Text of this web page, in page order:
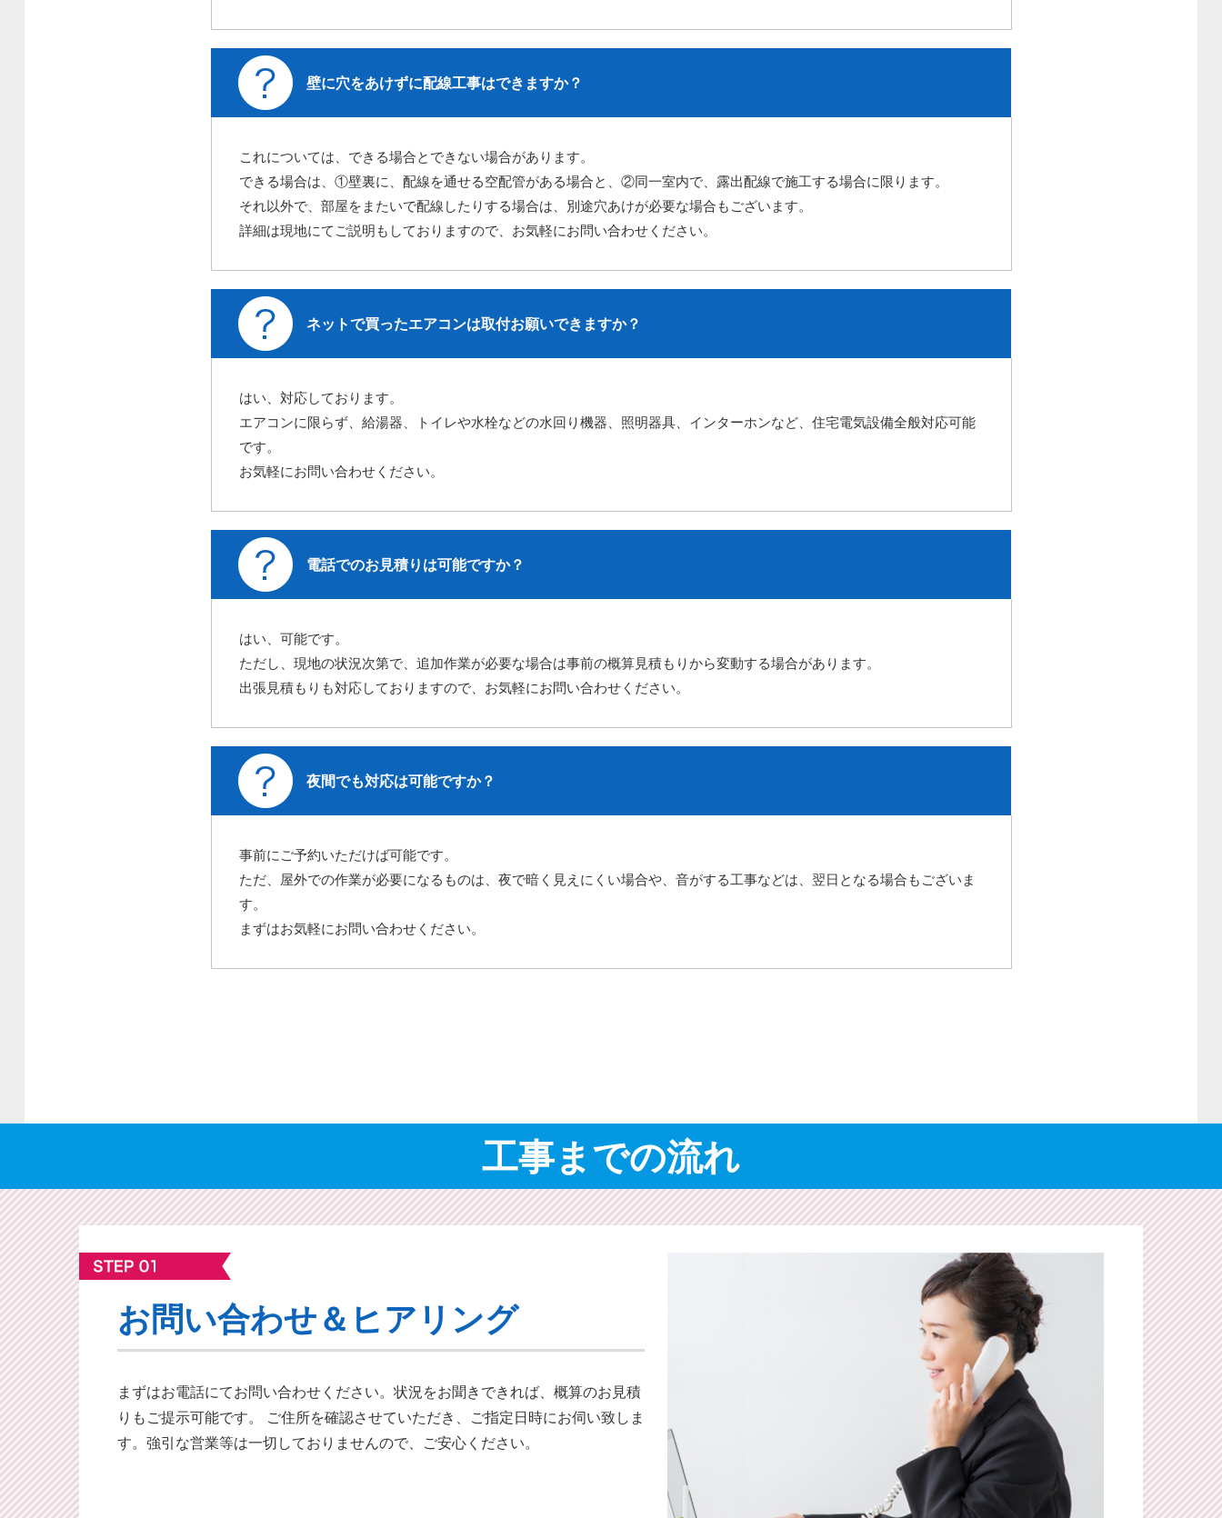
壁に穴をあけずに配線工事はできますか？
これについては、できる場合とできない場合があります。
できる場合は、①壁裏に、配線を通せる空配管がある場合と、②同一室内で、露出配線で施工する場合に限ります。
それ以外で、部屋をまたいで配線したりする場合は、別途穴あけが必要な場合もございます。
詳細は現地にてご説明もしておりますので、お気軽にお問い合わせください。
ネットで買ったエアコンは取付お願いできますか？
はい、対応しております。
エアコンに限らず、給湯器、トイレや水栓などの水回り機器、照明器具、インターホンなど、住宅電気設備全般対応可能
です。
お気軽にお問い合わせください。
電話でのお見積りは可能ですか？
はい、可能です。
ただし、現地の状況次第で、追加作業が必要な場合は事前の概算見積もりから変動する場合があります。
出張見積もりも対応しておりますので、お気軽にお問い合わせください。
夜間でも対応は可能ですか？
事前にご予約いただけば可能です。
ただ、屋外での作業が必要になるものは、夜で暗く見えにくい場合や、音がする工事などは、翌日となる場合もございま
す。
まずはお気軽にお問い合わせください。
工事までの流れ
お問い合わせ＆ヒアリング
まずはお電話にてお問い合わせください。状況をお聞きできれば、概算のお⾒積
りもご提⽰可能です。 ご住所を確認させていただき、ご指定日時にお伺い致しま
す。強引な営業等は一切しておりませんので、ご安心ください。